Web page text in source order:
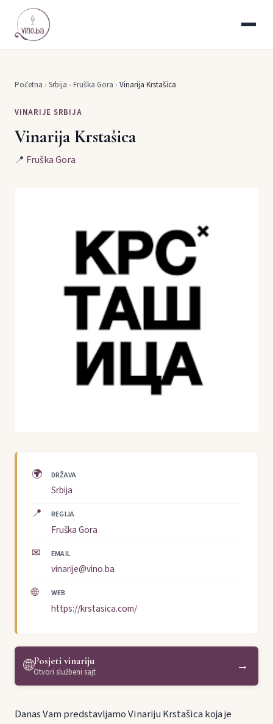
Početna › Srbija › Fruška Gora › Vinarija Krstašica
VINARIJE SRBIJA
Vinarija Krstašica
📍 Fruška Gora
🌍 DRŽAVA
Srbija
📍 REGIJA
Fruška Gora
✉ EMAIL
vinarije@vino.ba
🌐 WEB
https://krstasica.com/
🌐Posjeti vinariju
Otvori službeni sajt →
Danas Vam predstavljamo Vinariju Krstašica koja je